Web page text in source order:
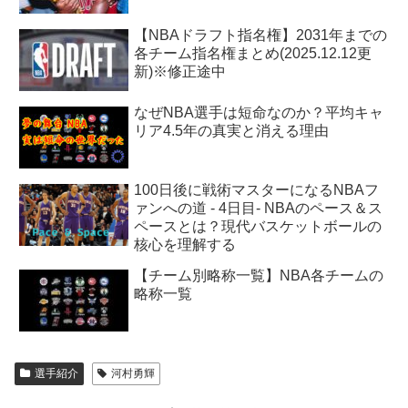
【NBAドラフト指名権】2031年までの
各チーム指名権まとめ(2025.12.12更
新)※修正途中
なぜNBA選手は短命なのか？平均キャ
リア4.5年の真実と消える理由
100日後に戦術マスターになるNBAフ
ァンへの道 - 4日目- NBAのペース＆ス
ペースとは？現代バスケットボールの
核心を理解する
【チーム別略称一覧】NBA各チームの
略称一覧
選手紹介 河村勇輝